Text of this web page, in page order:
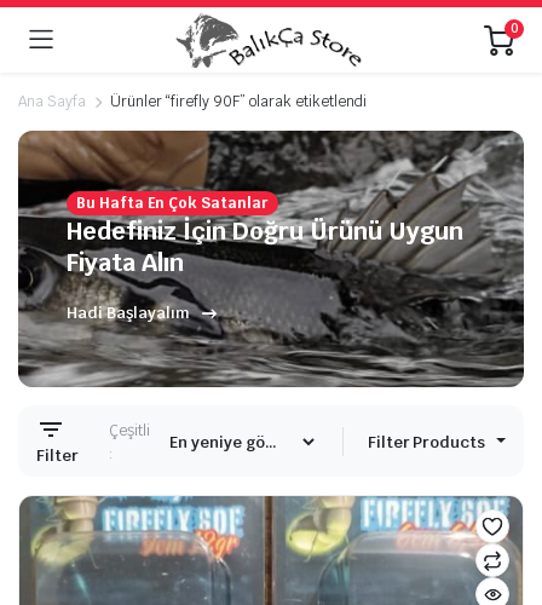
0
Ana Sayfa Ürünler “firefly 90F” olarak etiketlendi
Bu Hafta En Çok Satanlar
Hedefiniz İçin Doğru Ürünü Uygun
Fiyata Alın
Hadi Başlayalım
Filter
Çeşitli
:
Filter Products